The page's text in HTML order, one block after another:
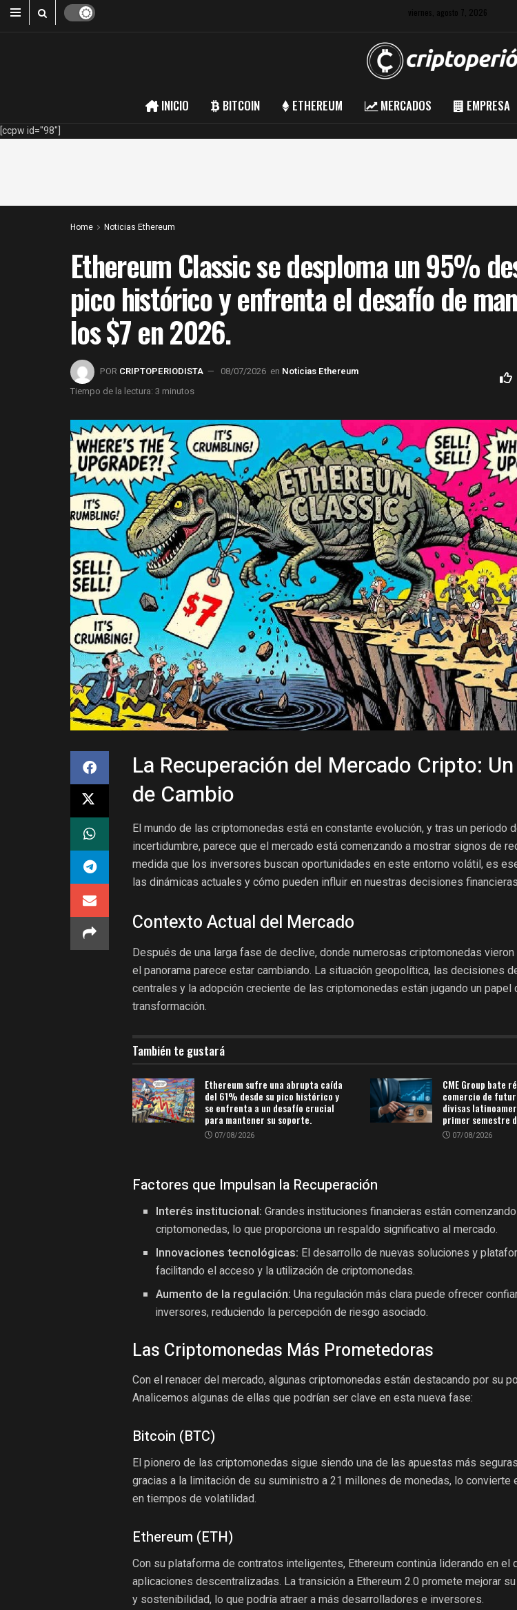
viernes, agosto 7, 2026
INICIO BITCOIN ETHEREUM MERCADOS EMPRESA
[ccpw id="98"]
Home Noticias Ethereum
Ethereum Classic se desploma un 95%
pico histórico y enfrenta el desafío de
los $7 en 2026.
POR CRIPTOPERIODISTA 08/07/2026 en Noticias Ethereum
Tiempo de la lectura: 3 minutos
La Recuperación del Mercado Cripto:
de Cambio
El mundo de las criptomonedas está en constante evolución, y tras un periodo
incertidumbre, parece que el mercado está comenzando a mostrar signos de
medida que los inversores buscan oportunidades en este entorno volátil, es
las dinámicas actuales y cómo pueden influir en nuestras decisiones
Contexto Actual del Mercado
Después de una larga fase de declive, donde numerosas criptomonedas vieron
el panorama parece estar cambiando. La situación geopolítica, las decisiones
centrales y la adopción creciente de las criptomonedas están jugando un papel
transformación.
También te gustará
Ethereum sufre una abrupta caída
del 61% desde su pico histórico y
se enfrenta a un desafío crucial
para mantener su soporte.
07/08/2026
CME Group bate
comercio de
divisas
primer semestre
07/08/2026
Factores que Impulsan la Recuperación
Interés institucional: Grandes instituciones financieras están
criptomonedas, lo que proporciona un respaldo significativo al mercado.
Innovaciones tecnológicas: El desarrollo de nuevas soluciones y
facilitando el acceso y la utilización de criptomonedas.
Aumento de la regulación: Una regulación más clara puede ofrecer
inversores, reduciendo la percepción de riesgo asociado.
Las Criptomonedas Más Prometedoras
Con el renacer del mercado, algunas criptomonedas están destacando por su
Analicemos algunas de ellas que podrían ser clave en esta nueva fase:
Bitcoin (BTC)
El pionero de las criptomonedas sigue siendo una de las apuestas más
gracias a la limitación de su suministro a 21 millones de monedas, lo convierte
en tiempos de volatilidad.
Ethereum (ETH)
Con su plataforma de contratos inteligentes, Ethereum continúa liderando en el
aplicaciones descentralizadas. La transición a Ethereum 2.0 promete mejorar
y sostenibilidad, lo que podría atraer a más desarrolladores e inversores.